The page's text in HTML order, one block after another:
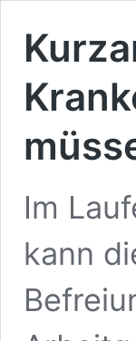
Im
kann